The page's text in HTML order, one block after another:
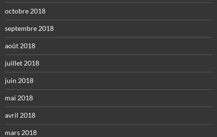
octobre 2018
septembre 2018
août 2018
juillet 2018
juin 2018
mai 2018
avril 2018
mars 2018